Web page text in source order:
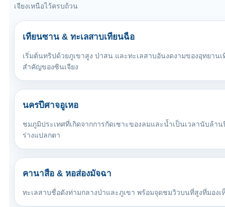
เจียงเหนือไว้ครบถ้วน
เทียนซาน & ทะเลสาบเทียนฉือ
เริ่มต้นทริปด้วยภูเขาสูง ป่าสน และทะเลสาบอันงดงามของอุทยาน
สำคัญของซินเจียง
นครปีศาจอูเหอ
ชมภูมิประเทศที่เกิดจากการกัดเซาะของลมและน้ำเป็นเวลานับล้า
ร่างแปลกตา
คานาสือ & หอส่องมัจฉา
ทะเลสาบชื่อดังท่ามกลางป่าและภูเขา พร้อมจุดชมวิวบนที่สูงที่มอง